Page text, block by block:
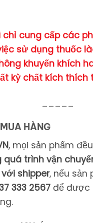
cung cấp các
sử dụng thuốc
khuyến khích
kỳ chất kích thích
HÀNG
, mọi sản phẩm đều
quá trình vận
với shipper, nếu sản
333 2567 để được